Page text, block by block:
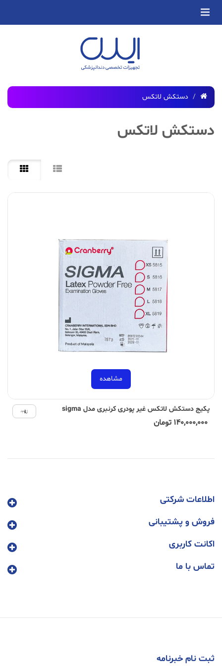
دستکش لاتکس
دستکش لاتکس
مشاهده
پکیج دستکش لاتکس غیر پودری کرنبری مدل sigma
اطلاعات شرکتی
فروش و پشتیبانی
اکانت کاربری
تماس با ما
ثبت نام خبرنامه